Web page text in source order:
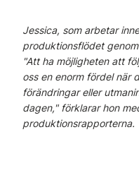
Jessica, som arbetar
produktionsflödet
"Att ha möjligheten att
oss en enorm fördel när
förändringar eller
dagen," förklarar hon
produktionsrapporterna.